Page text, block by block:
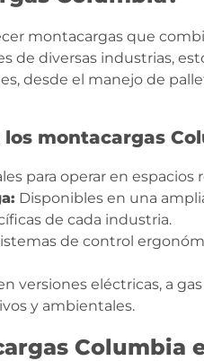
montacargas que
de diversas industrias,
desde el manejo de
montacargas
para operar en
Disponibles en una
de cada industria.
de control
versiones eléctricas, a
y ambientales.
Columbia